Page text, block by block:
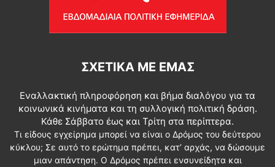
ΣΧΕΤΙΚΆ ΜΕ ΕΜΆΣ
Εναλλακτική πληροφόρηση και βήμα διαλόγου για τα
κοινωνικά κινήματα και τη συλλογική πολιτική δράση.
Κάθε Σάββατο έως και Τρίτη στα περίπτερα.
Τι είδους εγχείρημα μπορεί να είναι ο Δρόμος του δεύτερου
κύκλου; Σε αυτό το ερώτημα πρέπει, κατ’ αρχάς, να δώσουμε
μιαν απάντηση. Ο Δρόμος πρέπει ενσυνείδητα και